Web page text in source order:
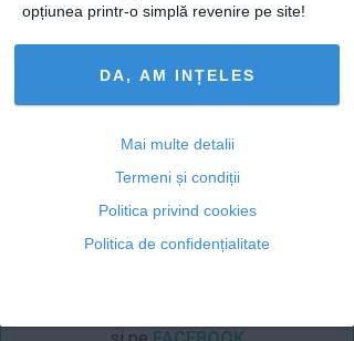
opțiunea printr-o simplă revenire pe site!
DA, AM INȚELES
Mai multe detalii
Termeni și condiții
Politica privind cookies
Politica de confidențialitate
Exploreaza dosarul de calatorii!
Articolul următor